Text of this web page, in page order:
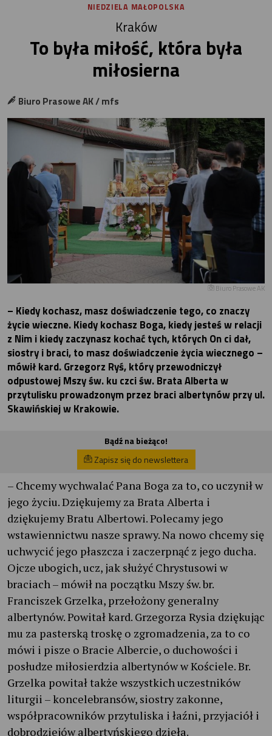
NIEDZIELA MAŁOPOLSKA
Kraków
To była miłość, która była
miłosierna
Biuro Prasowe AK / mfs
Biuro Prasowe AK
– Kiedy kochasz, masz doświadczenie tego, co znaczy
życie wieczne. Kiedy kochasz Boga, kiedy jesteś w relacji
z Nim i kiedy zaczynasz kochać tych, których On ci dał,
siostry i braci, to masz doświadczenie życia wiecznego –
mówił kard. Grzegorz Ryś, który przewodniczył
odpustowej Mszy św. ku czci św. Brata Alberta w
przytulisku prowadzonym przez braci albertynów przy ul.
Skawińskiej w Krakowie.
Bądź na bieżąco!
Zapisz się do newslettera
– Chcemy wychwalać Pana Boga za to, co uczynił w
jego życiu. Dziękujemy za Brata Alberta i
dziękujemy Bratu Albertowi. Polecamy jego
wstawiennictwu nasze sprawy. Na nowo chcemy się
uchwycić jego płaszcza i zaczerpnąć z jego ducha.
Ojcze ubogich, ucz, jak służyć Chrystusowi w
braciach – mówił na początku Mszy św. br.
Franciszek Grzelka, przełożony generalny
albertynów. Powitał kard. Grzegorza Rysia dziękując
mu za pasterską troskę o zgromadzenia, za to co
mówi i pisze o Bracie Albercie, o duchowości i
posłudze miłosierdzia albertynów w Kościele. Br.
Grzelka powitał także wszystkich uczestników
liturgii – koncelebransów, siostry zakonne,
współpracowników przytuliska i łaźni, przyjaciół i
dobrodziejów albertyńskiego dzieła.